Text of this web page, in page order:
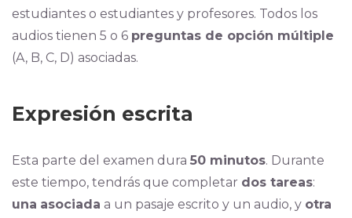
estudiantes o estudiantes y profesores. Todos los
audios tienen 5 o 6 preguntas de opción múltiple
(A, B, C, D) asociadas.
Expresión escrita
Esta parte del examen dura 50 minutos. Durante
este tiempo, tendrás que completar dos tareas:
una asociada a un pasaje escrito y un audio, y otra